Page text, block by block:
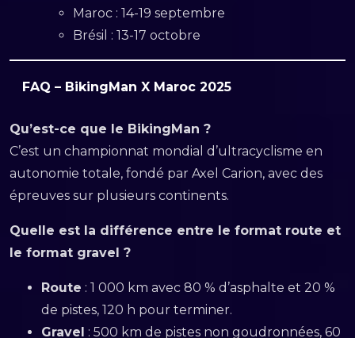
Maroc : 14-19 septembre
Brésil : 13-17 octobre
FAQ – BikingMan X Maroc 2025
Qu’est-ce que le BikingMan ?
C’est un championnat mondial d’ultracyclisme en
autonomie totale, fondé par Axel Carion, avec des
épreuves sur plusieurs continents.
Quelle est la différence entre le format route et
le format gravel ?
Route : 1 000 km avec 80 % d’asphalte et 20 %
de pistes, 120 h pour terminer.
Gravel : 500 km de pistes non goudronnées, 60